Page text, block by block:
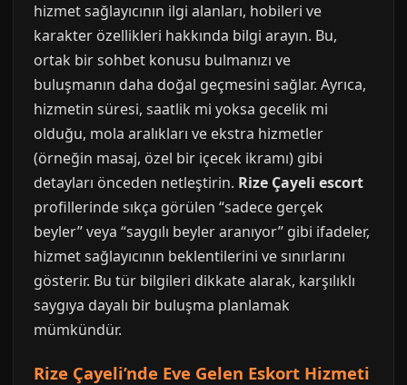
hizmet sağlayıcının ilgi alanları, hobileri ve
karakter özellikleri hakkında bilgi arayın. Bu,
ortak bir sohbet konusu bulmanızı ve
buluşmanın daha doğal geçmesini sağlar. Ayrıca,
hizmetin süresi, saatlik mi yoksa gecelik mi
olduğu, mola aralıkları ve ekstra hizmetler
(örneğin masaj, özel bir içecek ikramı) gibi
detayları önceden netleştirin. Rize Çayeli escort
profillerinde sıkça görülen “sadece gerçek
beyler” veya “saygılı beyler aranıyor” gibi ifadeler,
hizmet sağlayıcının beklentilerini ve sınırlarını
gösterir. Bu tür bilgileri dikkate alarak, karşılıklı
saygıya dayalı bir buluşma planlamak
mümkündür.
Rize Çayeli’nde Eve Gelen Eskort Hizmeti